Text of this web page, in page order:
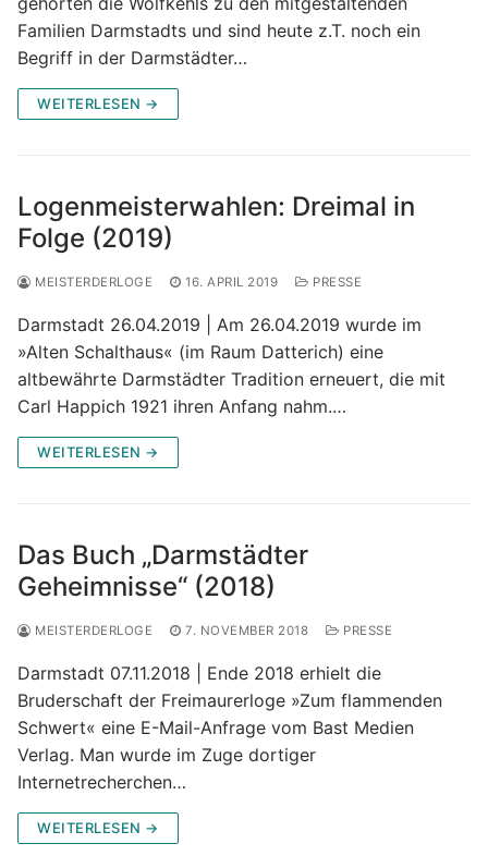
Familien Darmstadts und sind heute z.T. noch ein
Begriff in der Darmstädter…
WEITERLESEN →
Logenmeisterwahlen: Dreimal in
Folge (2019)
MEISTERDERLOGE 16. APRIL 2019 PRESSE
Darmstadt 26.04.2019 | Am 26.04.2019 wurde im
»Alten Schalthaus« (im Raum Datterich) eine
altbewährte Darmstädter Tradition erneuert, die mit
Carl Happich 1921 ihren Anfang nahm.…
WEITERLESEN →
Das Buch „Darmstädter
Geheimnisse“ (2018)
MEISTERDERLOGE 7. NOVEMBER 2018 PRESSE
Darmstadt 07.11.2018 | Ende 2018 erhielt die
Bruderschaft der Freimaurerloge »Zum flammenden
Schwert« eine E-Mail-Anfrage vom Bast Medien
Verlag. Man wurde im Zuge dortiger
Internetrecherchen…
WEITERLESEN →